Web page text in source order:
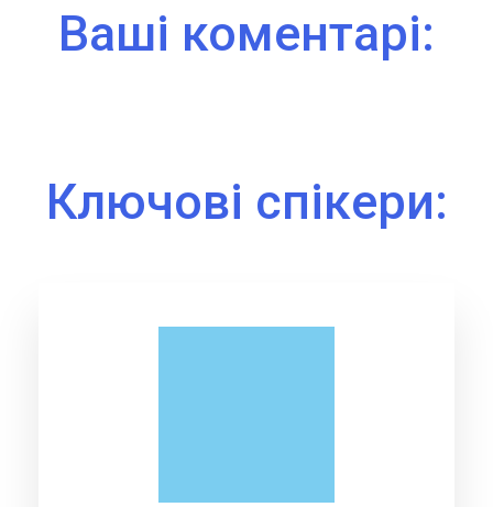
Ваші коментарі:
Ключові спікери: